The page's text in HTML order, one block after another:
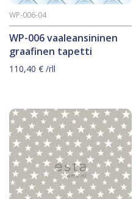
WP-006 vaaleansininen
graafinen tapetti
WP-006-04
110,40 € /rll